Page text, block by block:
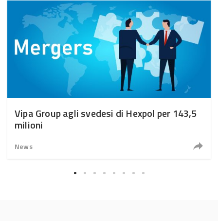
Vipa Group agli svedesi di Hexpol per 143,5
milioni
News